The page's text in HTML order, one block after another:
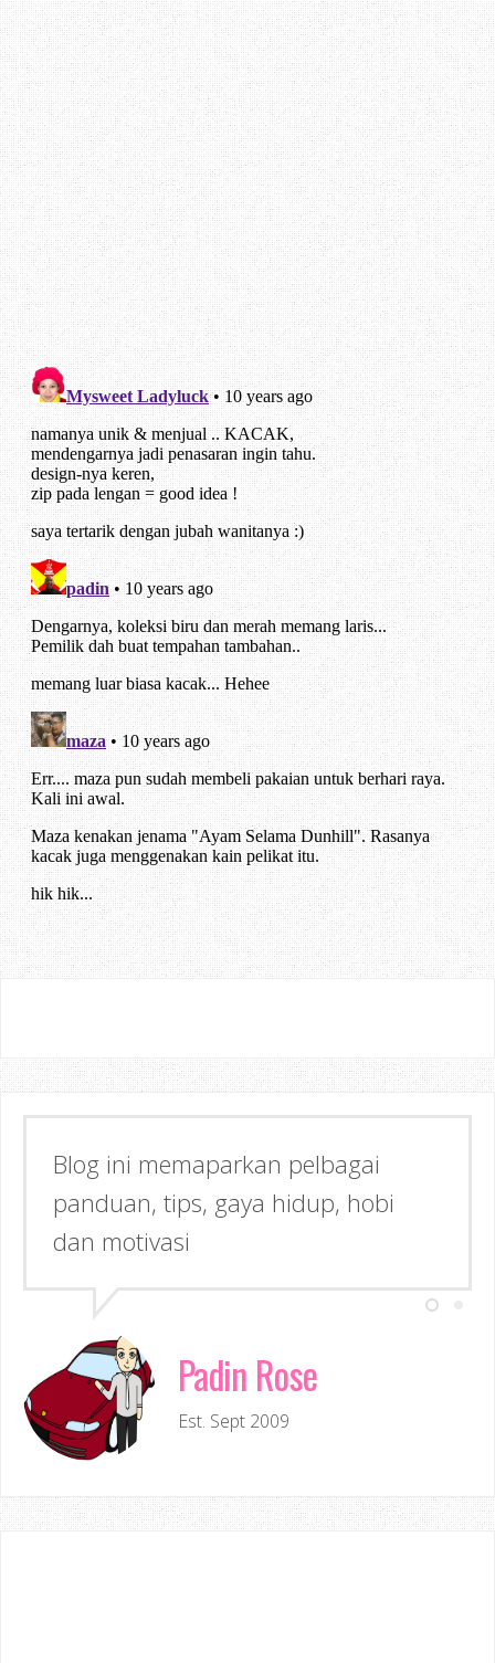
Semoga dapat memberi Manfaat &
Inspirasi kepada anda!
Padin Rose
Est. Sept 2009